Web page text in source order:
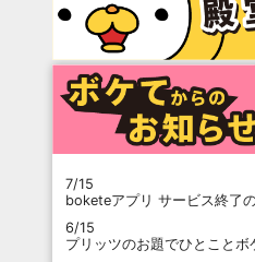
7/15
boketeアプリ サービス終了
6/15
プリッツのお題でひとことボ